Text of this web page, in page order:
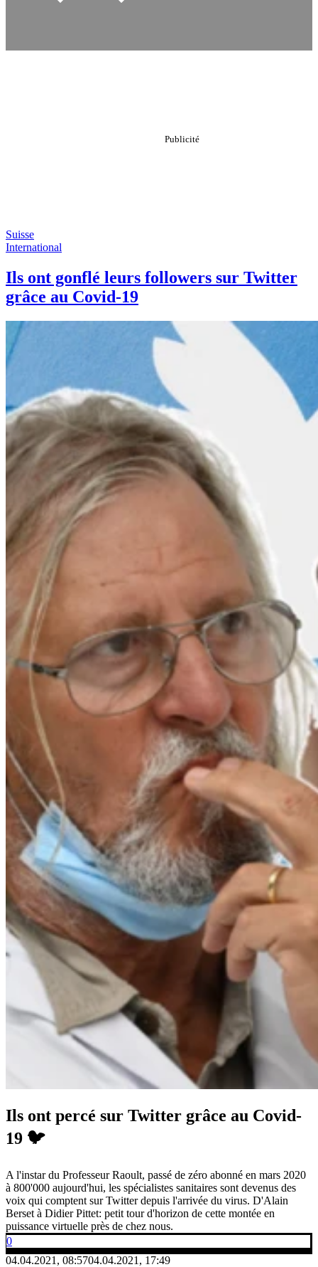
Suisse
International
Ils ont gonflé leurs followers sur Twitter
grâce au Covid-19
Ils ont percé sur Twitter grâce au Covid-
19 🐦
A l'instar du Professeur Raoult, passé de zéro abonné en mars 2020
à 800'000 aujourd'hui, les spécialistes sanitaires sont devenus des
voix qui comptent sur Twitter depuis l'arrivée du virus. D'Alain
Berset à Didier Pittet: petit tour d'horizon de cette montée en
puissance virtuelle près de chez nous.
0
04.04.2021, 08:5704.04.2021, 17:49